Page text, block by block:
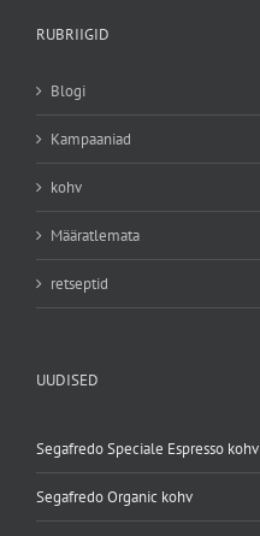
RUBRIIGID
Blogi
Kampaaniad
kohv
Määratlemata
retseptid
UUDISED
Segafredo Speciale Espresso kohv
Segafredo Organic kohv